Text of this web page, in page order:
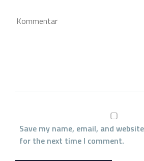
Save my name, email, and
for the next time I comment.